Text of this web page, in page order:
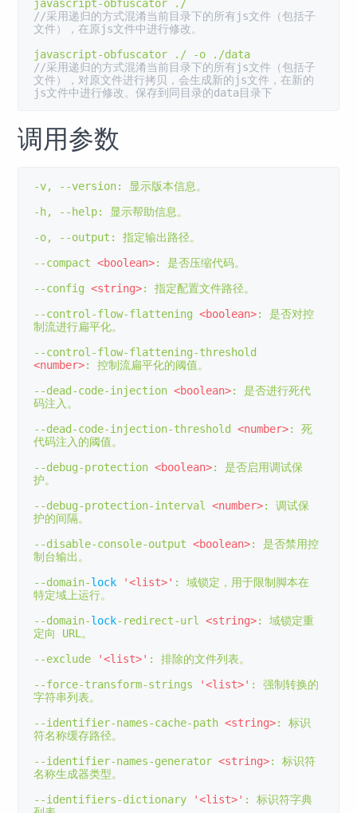
javascript-obfuscator
./
//采用递归的方式混淆当前目录下的所有js文件（包括子
文件），在原js文件中进行修改。
javascript-obfuscator ./ -o ./
//采用递归的方式混淆当前目录下的所有js文件（包括子
文件），对原文件进行拷贝，会生成新的js文件，在新的
js文件中进行修改。保存到同目录的data目录下
调用参数
-v, --version:
显示版本信息。
- h, -- help:
显示帮助信息。
-o, --output :
指定输出路径。
--compact <boolean>:
是否压缩代码。
--config <string>:
指定配置文件路径。
--control-flow-flattening <boolean>:
是否对控
制流进行扁平化。
--control-flow-flattening-
<number>:
控制流扁平化的阈值。
--dead -code-injection <boolean>:
是否进行死代
码注入。
--dead -code-injection-threshold <number>:
死
代码注入的阈值。
--debug-protection <boolean>:
是否启用调试保
护。
--debug-protection-interval <number>:
调试保
护的间隔。
--disable-console-output <boolean>:
是否禁用控
制台输出。
--domain-lock '<list>' :
域锁定，用于限制脚本在
特定域上运行。
--domain-lock- redirect-url <string>:
域锁定重
定向
URL。
--exclude '<list>' :
排除的文件列表。
--force-transform-strings '<list>' :
强制转换的
字符串列表。
--identifier-names-cache-path <string>:
标识
符名称缓存路径。
--identifier-names-generator <string>:
标识符
名称生成器类型。
--identifiers-dictionary '<list>' :
标识符字典